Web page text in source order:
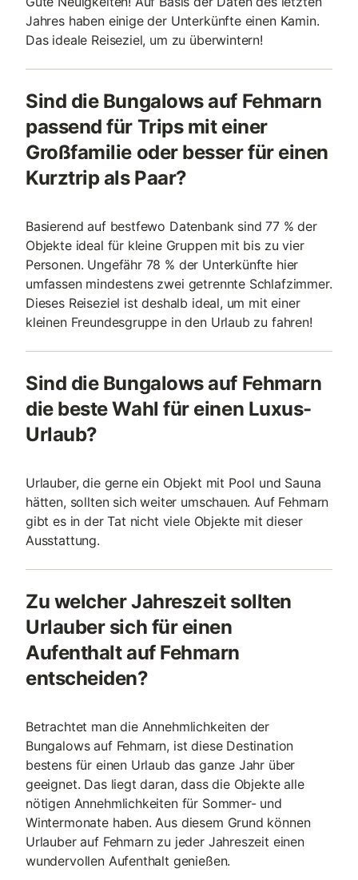
Jahres haben einige der Unterkünfte einen Kamin.
Das ideale Reiseziel, um zu überwintern!
Sind die Bungalows auf Fehmarn
passend für Trips mit einer
Großfamilie oder besser für einen
Kurztrip als Paar?
Basierend auf bestfewo Datenbank sind 77 % der
Objekte ideal für kleine Gruppen mit bis zu vier
Personen. Ungefähr 78 % der Unterkünfte hier
umfassen mindestens zwei getrennte Schlafzimmer.
Dieses Reiseziel ist deshalb ideal, um mit einer
kleinen Freundesgruppe in den Urlaub zu fahren!
Sind die Bungalows auf Fehmarn
die beste Wahl für einen Luxus-
Urlaub?
Urlauber, die gerne ein Objekt mit Pool und Sauna
hätten, sollten sich weiter umschauen. Auf Fehmarn
gibt es in der Tat nicht viele Objekte mit dieser
Ausstattung.
Zu welcher Jahreszeit sollten
Urlauber sich für einen
Aufenthalt auf Fehmarn
entscheiden?
Betrachtet man die Annehmlichkeiten der
Bungalows auf Fehmarn, ist diese Destination
bestens für einen Urlaub das ganze Jahr über
geeignet. Das liegt daran, dass die Objekte alle
nötigen Annehmlichkeiten für Sommer- und
Wintermonate haben. Aus diesem Grund können
Urlauber auf Fehmarn zu jeder Jahreszeit einen
wundervollen Aufenthalt genießen.